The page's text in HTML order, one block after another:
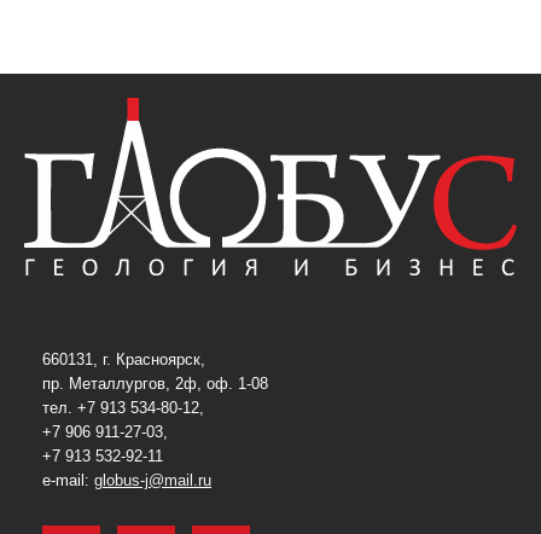
660131, г. Красноярск,
пр. Металлургов, 2ф, оф. 1-08
тел. +7 913 534-80-12,
+7 906 911-27-03,
+7 913 532-92-11
e-mail: globus-j@mail.ru